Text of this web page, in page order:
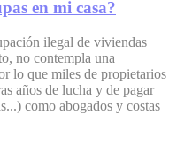
en mi casa?
ilegal de viviendas
no contempla una
lo que miles de propietarios
años de lucha y de pagar
como abogados y costas